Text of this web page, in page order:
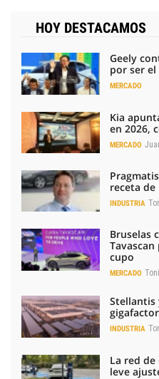
HOY DESTACAMOS
Geely
por ser
MERCADO
Kia
en 2026,
MERCADO
receta
INDUSTRIA
Bruselas
cupo
MERCADO
Stellantis
INDUSTRIA
La red
leve